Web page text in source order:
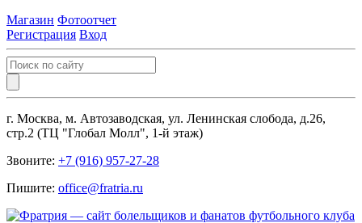
Магазин Фотоотчет
Регистрация Вход
г. Москва, м. Автозаводская, ул. Ленинская слобода, д.26,
стр.2 (ТЦ "Глобал Молл", 1-й этаж)
Звоните: +7 (916) 957-27-28
Пишите: office@fratria.ru